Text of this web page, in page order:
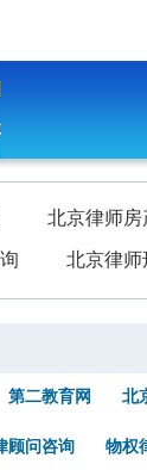
北京律师房
北京律师
第二教育网 北
顾问咨询 物权